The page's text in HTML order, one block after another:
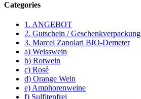
Categories
1. ANGEBOT
2. Gutschein / Geschenkverpackung
3. Marcel Zanolari BIO-Demeter
a) Weisswein
b) Rotwein
c) Rosé
d) Orange Wein
e) Amphorenweine
f) Sulfitenfrei